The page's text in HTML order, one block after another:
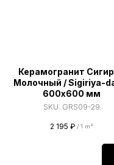
Керамогранит
Молочный / Sigiriya-
600х600 мм
SKU: GRS09-29
2 195 ₽ / 1 m²